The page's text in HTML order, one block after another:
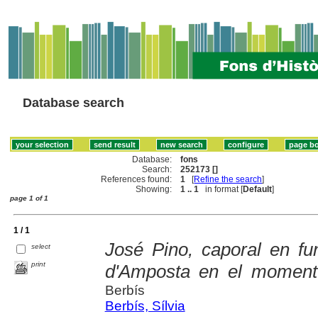
Database search
Database:
fons
Search:
252173 []
References found:
1 [Refine the search]
Showing:
1 .. 1 in format [Default]
page 1 of 1
1 / 1
select
print
José Pino, caporal en
d'Amposta en el
Berbís
Berbís, Sílvia